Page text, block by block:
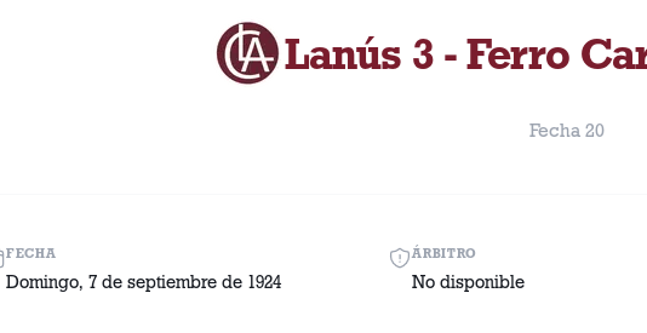
Lanús 3 - Ferro
Fecha 20
FECHA
Domingo, 7 de septiembre de 1924
ÁRBITRO
No disponible